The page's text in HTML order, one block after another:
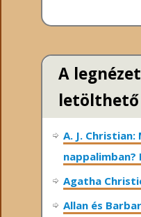
A
A. J.
nappalimban?
Agatha
Allan és